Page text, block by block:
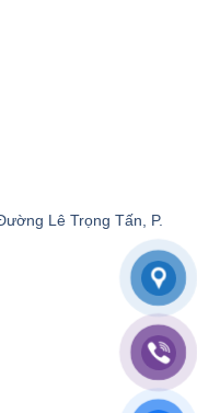
Lê Trọng Tấn, P.